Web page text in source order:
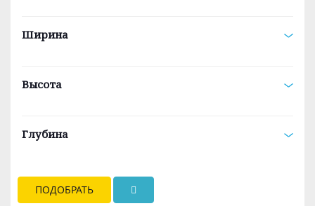
Ширина
Высота
Глубина
ПОДОБРАТЬ